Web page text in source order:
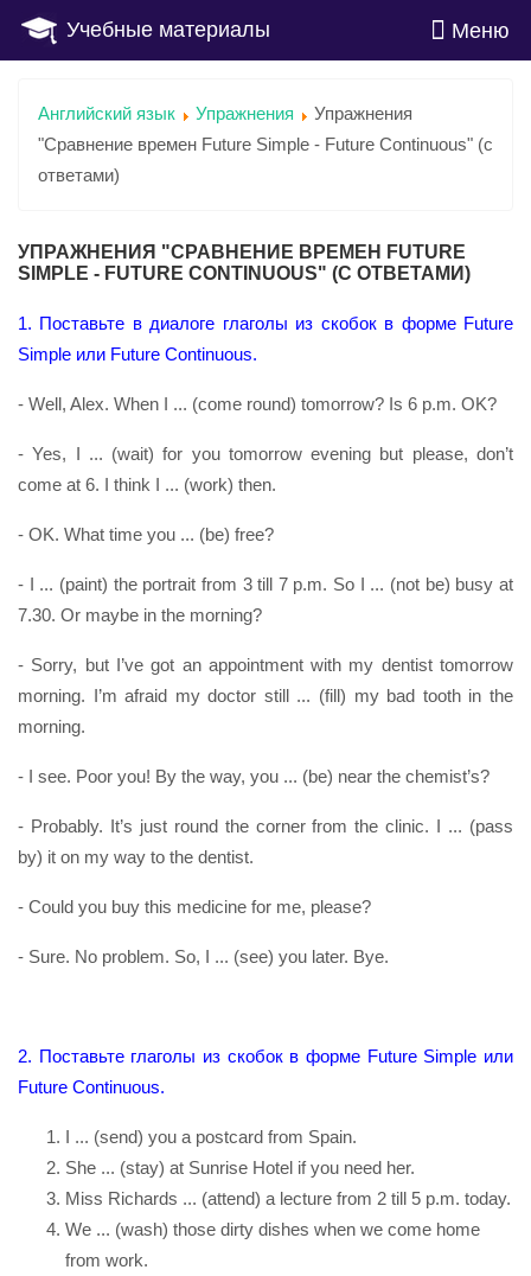
Учебные материалы Меню
Английский язык Упражнения
Упражнения
"Сравнение времен Future Simple - Future Continuous" (с
ответами)
УПРАЖНЕНИЯ "СРАВНЕНИЕ ВРЕМЕН FUTURE
SIMPLE - FUTURE CONTINUOUS" (С ОТВЕТАМИ)
1. Поставьте в диалоге глаголы из скобок в форме Future
Simple или Future Continuous.
- Well, Alex. When I ... (come round) tomorrow? Is 6 p.m. OK?
- Yes, I ... (wait) for you tomorrow evening but please, don’t
come at 6. I think I ... (work) then.
- OK. What time you ... (be) free?
- I ... (paint) the portrait from 3 till 7 p.m. So I ... (not be) busy at
7.30. Or maybe in the morning?
- Sorry, but I’ve got an appointment with my dentist tomorrow
morning. I’m afraid my doctor still ... (fill) my bad tooth in the
morning.
- I see. Poor you! By the way, you ... (be) near the chemist’s?
- Probably. It’s just round the corner from the clinic. I ... (pass
by) it on my way to the dentist.
- Could you buy this medicine for me, please?
- Sure. No problem. So, I ... (see) you later. Bye.
2. Поставьте глаголы из скобок в форме Future Simple или
Future Continuous.
I ... (send) you a postcard from Spain.
She ... (stay) at Sunrise Hotel if you need her.
Miss Richards ... (attend) a lecture from 2 till 5 p.m. today.
We ... (wash) those dirty dishes when we come home
from work.